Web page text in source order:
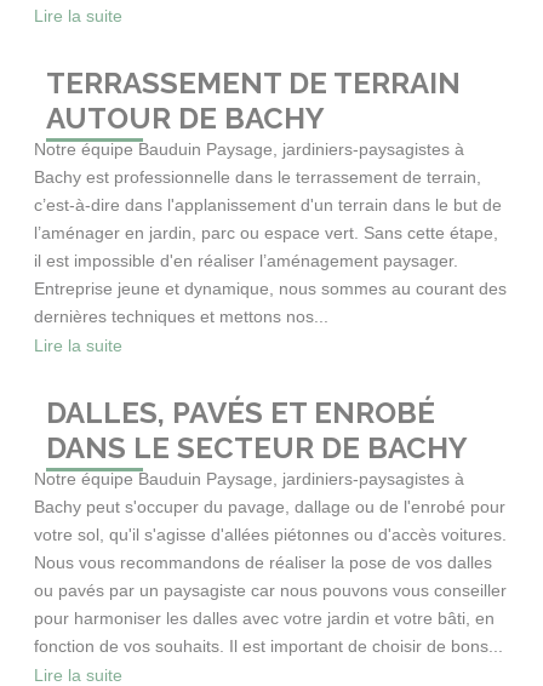
Lire la suite
TERRASSEMENT DE TERRAIN
AUTOUR DE BACHY
Notre équipe Bauduin Paysage, jardiniers-paysagistes à
Bachy est professionnelle dans le terrassement de terrain,
c’est-à-dire dans l'applanissement d'un terrain dans le but de
l’aménager en jardin, parc ou espace vert. Sans cette étape,
il est impossible d'en réaliser l’aménagement paysager.
Entreprise jeune et dynamique, nous sommes au courant des
dernières techniques et mettons nos...
Lire la suite
DALLES, PAVÉS ET ENROBÉ
DANS LE SECTEUR DE BACHY
Notre équipe Bauduin Paysage, jardiniers-paysagistes à
Bachy peut s'occuper du pavage, dallage ou de l'enrobé pour
votre sol, qu'il s'agisse d'allées piétonnes ou d'accès voitures.
Nous vous recommandons de réaliser la pose de vos dalles
ou pavés par un paysagiste car nous pouvons vous conseiller
pour harmoniser les dalles avec votre jardin et votre bâti, en
fonction de vos souhaits. Il est important de choisir de bons...
Lire la suite